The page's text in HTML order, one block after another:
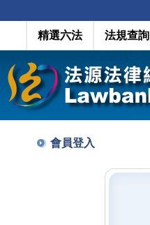
精選六法 法規查詢
會員登入